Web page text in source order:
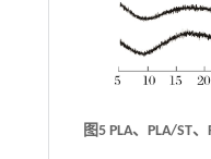
图5 PLA、PLA/ST